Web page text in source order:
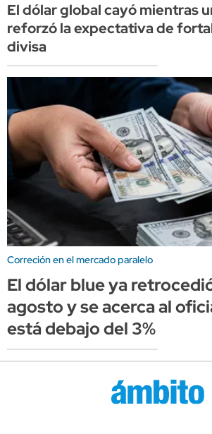
El dólar global cayó mientras
reforzó la expectativa de
divisa
Correción en el mercado paralelo
El dólar blue ya
agosto y se acerca al
está debajo del 3%